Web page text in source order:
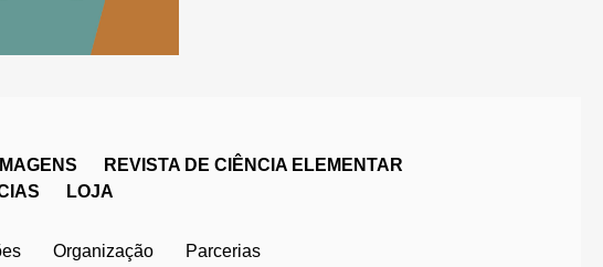
REVISTA DE CIÊNCIA ELEMENTAR
LOJA
Organização Parcerias